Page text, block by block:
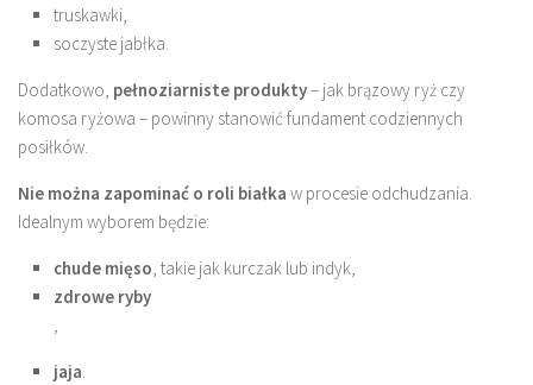
truskawki,
soczyste jabłka.
Dodatkowo, pełnoziarniste produkty– jak brązowy ryż czy
komosa ryżowa – powinny stanowić fundament codziennych
posiłków.
Nie można zapominać o roli białka w procesie odchudzania.
Idealnym wyborem będzie:
chude mięso, takie jak kurczak lub indyk,
zdrowe ryby
,
jaja.